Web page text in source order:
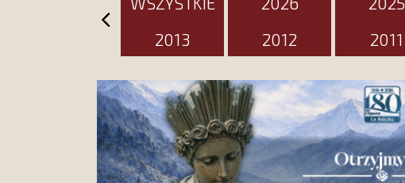
2013
2012 2011